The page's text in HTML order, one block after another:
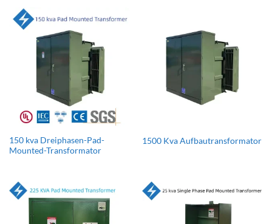
150 kva Dreiphasen-Pad-
Mounted-Transformator
1500 Kva Aufbautransformator